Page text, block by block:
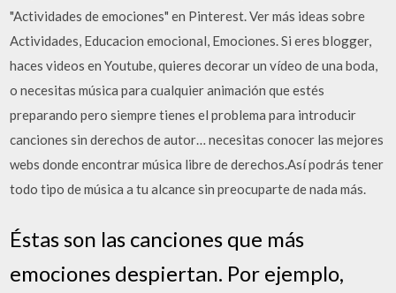
"Actividades de emociones" en Pinterest. Ver más ideas sobre
Actividades, Educacion emocional, Emociones. Si eres blogger,
haces videos en Youtube, quieres decorar un vídeo de una boda,
o necesitas música para cualquier animación que estés
preparando pero siempre tienes el problema para introducir
canciones sin derechos de autor… necesitas conocer las mejores
webs donde encontrar música libre de derechos.Así podrás tener
todo tipo de música a tu alcance sin preocuparte de nada más.
Éstas son las canciones que más
emociones despiertan. Por ejemplo,